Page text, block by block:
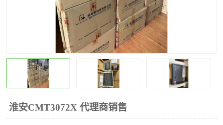
淮安CMT3072X 代理商销售
魏德米勒继电器 施迈赛限位开关